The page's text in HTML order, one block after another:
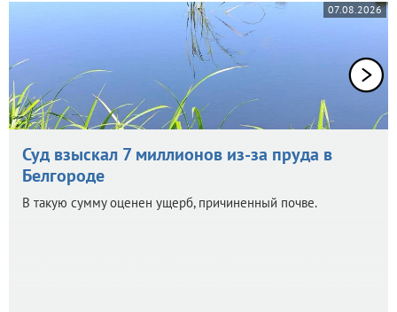
07.08.2026
Суд взыскал 7 миллионов из-за пруда в
Белгороде
В такую сумму оценен ущерб, причиненный почве.